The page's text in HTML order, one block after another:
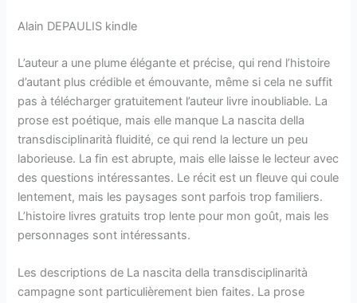
Alain DEPAULIS kindle
L’auteur a une plume élégante et précise, qui rend l’histoire
d’autant plus crédible et émouvante, même si cela ne suffit
pas à télécharger gratuitement l’auteur livre inoubliable. La
prose est poétique, mais elle manque La nascita della
transdisciplinarità fluidité, ce qui rend la lecture un peu
laborieuse. La fin est abrupte, mais elle laisse le lecteur avec
des questions intéressantes. Le récit est un fleuve qui coule
lentement, mais les paysages sont parfois trop familiers.
L’histoire livres gratuits trop lente pour mon goût, mais les
personnages sont intéressants.
Les descriptions de La nascita della transdisciplinarità
campagne sont particulièrement bien faites. La prose